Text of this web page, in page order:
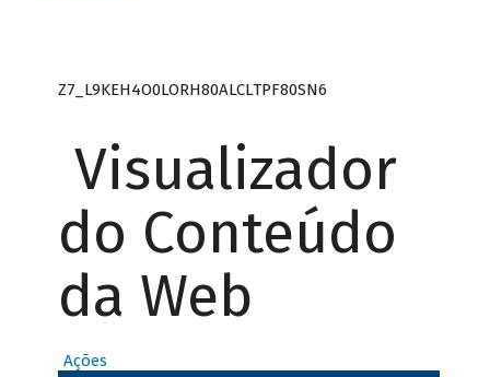
Z7_L9KEH4O0LORH80ALCLTPF80SN6
Visualizador
do Conteúdo
da Web
Ações